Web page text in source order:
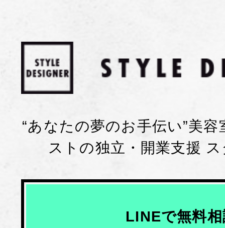
“あなたの夢のお手伝い”美
ストの独立・開業支援
LINEで無料